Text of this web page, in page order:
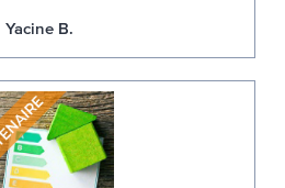
Yacine B.